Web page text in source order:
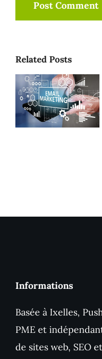
Related Posts
Informations
Basée à Ixelles,
PME et
de sites web, SEO